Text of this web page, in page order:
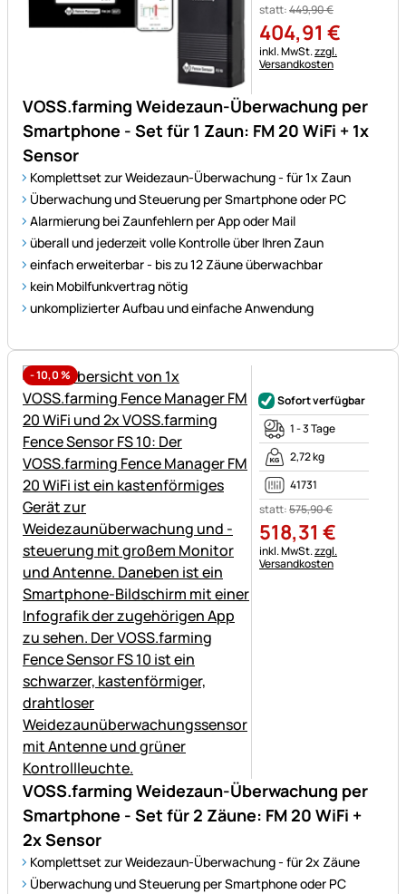
VOSS.farming Weidezaun-Überwachung per
Smartphone - Set für 1 Zaun: FM 20 WiFi + 1x
Sensor
Komplettset zur Weidezaun-Überwachung - für 1x Zaun
Überwachung und Steuerung per Smartphone oder PC
Alarmierung bei Zaunfehlern per App oder Mail
überall und jederzeit volle Kontrolle über Ihren Zaun
einfach erweiterbar - bis zu 12 Zäune überwachbar
kein Mobilfunkvertrag nötig
unkomplizierter Aufbau und einfache Anwendung
statt:449,90€
404,91 €
Steuerhinweis:
inkl. MwSt.zzgl.
Versandkosten
-10,0%
VOSS.farming Weidezaun-Überwachung per
Smartphone - Set für 2 Zäune: FM 20 WiFi +
2x Sensor
Komplettset zur Weidezaun-Überwachung - für 2x Zäune
Überwachung und Steuerung per Smartphone oder PC
Sofort verfügbar
1 - 3 Tage
2,72 kg
41731
statt:575,90€
518,31 €
Steuerhinweis:
inkl. MwSt.zzgl.
Versandkosten